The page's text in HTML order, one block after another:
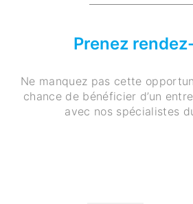
Prenez
Ne manquez pas cette
chance de bénéficier d’un
avec nos spécialistes